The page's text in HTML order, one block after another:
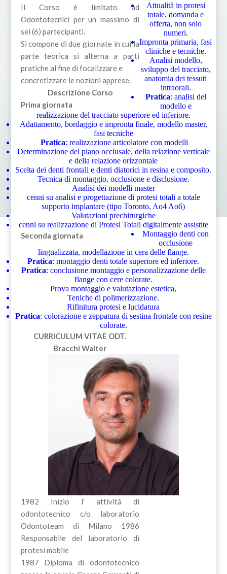
Il Corso è limitato ad
Odontotecnici per un massimo di
sei (6) partecipanti.
Si compone di due giornate in cui la
parte teorica si alterna a parti
pratiche al fine di focalizzare e
concretizzare le nozioni apprese.
Descrizione Corso
Prima giornata
Attualità in protesi
totale, domanda e
offerta, non solo
numeri.
Impronta primaria, fasi
cliniche e tecniche.
Analisi modello,
sviluppo del tracciato,
anatomia dei tessuti
intraorali.
Pratica: analisi del
modello e
realizzazione del tracciato superiore ed inferiore.
Adattamento, bordaggio e impronta finale, modello master,
fasi tecniche
Pratica: realizzazione articolatore con modelli
Determinazione del piano occlusale, della relazione verticale
e della relazione orizzontale
Scelta dei denti frontali e denti diatorici in resina e composito.
Tecnica di montaggio, occlusione e disclusione.
Analisi dei modelli master
cenni su analisi e progettazione di protesi totali a totale
supporto implantare (tipo Toronto, Ao4 Ao6)
Valutazioni prechirurgiche
cenni su realizzazione di Protesi Totali digitalmente assistite
Seconda giornata
Montaggio denti con
occlusione
lingualizzata, modellazione in cera delle flange.
Pratica: montaggio denti totale superiore ed inferiore.
Pratica: conclusione montaggio e personalizzazione delle
flange con cere colorate.
Prova montaggio e valutazione estetica,
Teniche di polimerizzazione.
Rifinitura protesi e lucidatura
Pratica: colorazione e zeppatura di sestina frontale con resine
colorate.
CURRICULUM VITAE ODT.
Bracchi Walter
1982 Inizio l’ attività di
odontotecnico c/o laboratorio
Odontoteam di Milano 1986
Responsabile del laboratorio di
protesi mobile
1987 Diploma di odontotecnico